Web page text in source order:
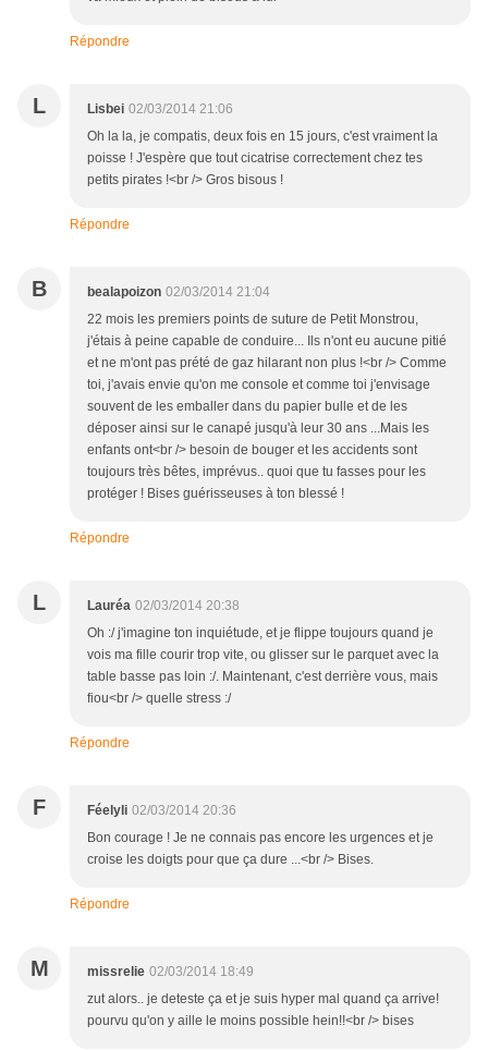
Répondre
L Lisbei 02/03/2014 21:06
Oh la la, je compatis, deux fois en 15 jours, c'est vraiment la
poisse ! J'espère que tout cicatrise correctement chez tes
petits pirates !<br /> Gros bisous !
Répondre
B bealapoizon 02/03/2014 21:04
22 mois les premiers points de suture de Petit Monstrou,
j'étais à peine capable de conduire... Ils n'ont eu aucune pitié
et ne m'ont pas prété de gaz hilarant non plus !<br /> Comme
toi, j'avais envie qu'on me console et comme toi j'envisage
souvent de les emballer dans du papier bulle et de les
déposer ainsi sur le canapé jusqu'à leur 30 ans ...Mais les
enfants ont<br /> besoin de bouger et les accidents sont
toujours très bêtes, imprévus.. quoi que tu fasses pour les
protéger ! Bises guérisseuses à ton blessé !
Répondre
L Lauréa 02/03/2014 20:38
Oh :/ j'imagine ton inquiétude, et je flippe toujours quand je
vois ma fille courir trop vite, ou glisser sur le parquet avec la
table basse pas loin :/. Maintenant, c'est derrière vous, mais
fiou<br /> quelle stress :/
Répondre
F Féelyli 02/03/2014 20:36
Bon courage ! Je ne connais pas encore les urgences et je
croise les doigts pour que ça dure ...<br /> Bises.
Répondre
M missrelie 02/03/2014 18:49
zut alors.. je deteste ça et je suis hyper mal quand ça arrive!
pourvu qu'on y aille le moins possible hein!!<br /> bises